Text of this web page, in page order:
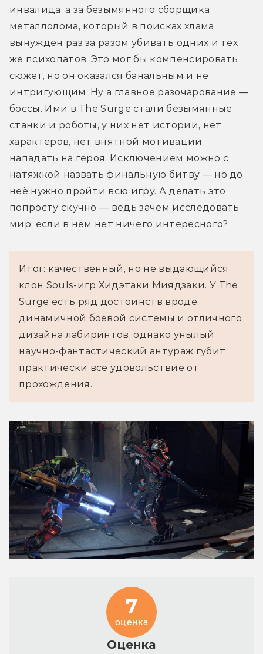
инвалида, а за безымянного сборщика
металлолома, который в поисках хлама
вынужден раз за разом убивать одних и тех
же психопатов. Это мог бы компенсировать
сюжет, но он оказался банальным и не
интригующим. Ну а главное разочарование —
боссы. Ими в The Surge стали безымянные
станки и роботы, у них нет истории, нет
характеров, нет внятной мотивации
нападать на героя. Исключением можно с
натяжкой назвать финальную битву — но до
неё нужно пройти всю игру. А делать это
попросту скучно — ведь зачем исследовать
мир, если в нём нет ничего интересного?
Итог: качественный, но не выдающийся
клон Souls-игр Хидэтаки Миядзаки. У The
Surge есть ряд достоинств вроде
динамичной боевой системы и отличного
дизайна лабиринтов, однако унылый
научно-фантастический антураж губит
практически всё удовольствие от
прохождения.
Оценка
7
оценка